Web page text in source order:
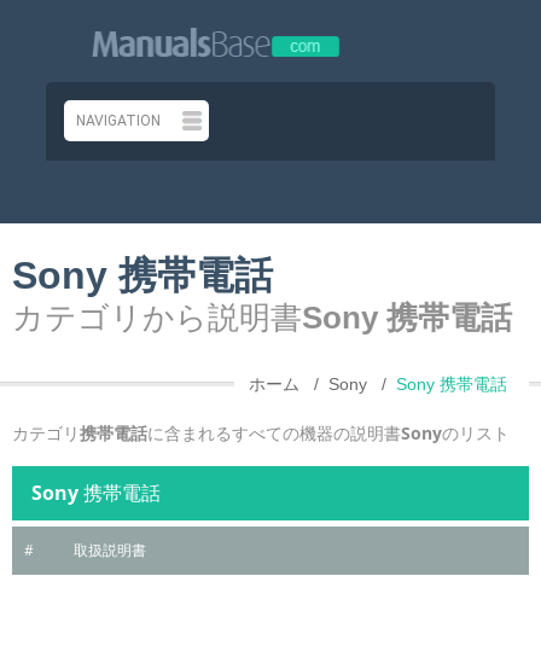
Sony 携帯電話
カテゴリから説明書Sony 携帯電話
ホーム Sony Sony 携帯電話
カテゴリ携帯電話に含まれるすべての機器の説明書Sonyのリスト
Sony携帯電話
# 取扱説明書